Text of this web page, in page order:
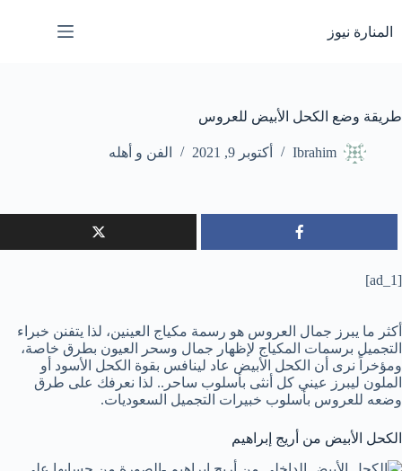
إلى
المحتوى
المنارة نيوز
طريقة وضع الكحل الأبيض للعروس
Ibrahim أكتوبر 9, 2021 الفن و أهله
[ad_1]
أكثر ما يبرز جمال العروس هو رسمة مكياج العينين، لذا يتفنن خبراء
التجميل برسمات المكياج لإظهار جمال وسحر العيون بطرق خاصة،
ومؤخراً نرى أن الكحل الأبيض عاد لينافس بقوة الكحل الأسود أو
الملون ليبرز عيني كل أنثى بأسلوب ساحر.. لذا نعرفك على طرق
وضعه للعروس بأسلوب خبيرات التجميل السعوديات.
الكحل الأبيض من أريج إبراهيم